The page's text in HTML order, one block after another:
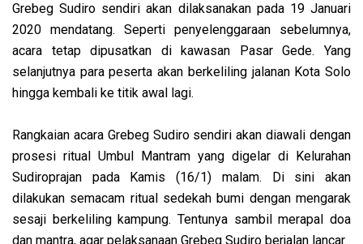
Grebeg Sudiro sendiri akan dilaksanakan pada 19 Januari
2020 mendatang. Seperti penyelenggaraan sebelumnya,
acara tetap dipusatkan di kawasan Pasar Gede. Yang
selanjutnya para peserta akan berkeliling jalanan Kota Solo
hingga kembali ke titik awal lagi.
Rangkaian acara Grebeg Sudiro sendiri akan diawali dengan
prosesi ritual Umbul Mantram yang digelar di Kelurahan
Sudiroprajan pada Kamis (16/1) malam. Di sini akan
dilakukan semacam ritual sedekah bumi dengan mengarak
sesaji berkeliling kampung. Tentunya sambil merapal doa
dan mantra, agar pelaksanaan Grebeg Sudiro berjalan lancar.